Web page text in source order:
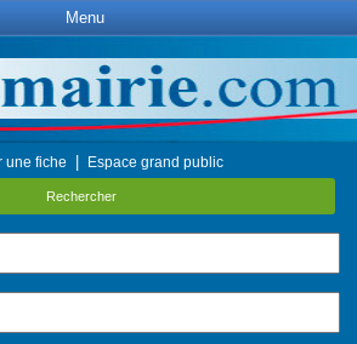
Menu
une fiche Espace grand public
Rechercher